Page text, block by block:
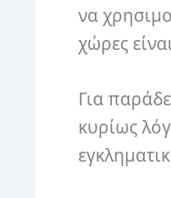
να
χώρες
Για
κυρίως